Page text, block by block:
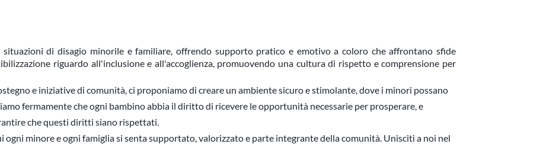
di disagio minorile e familiare, offrendo supporto pratico e emotivo a coloro che affrontano sfide
riguardo all'inclusione e all'accoglienza, promuovendo una cultura di rispetto e comprensione per
e iniziative di comunità, ci proponiamo di creare un ambiente sicuro e stimolante, dove i minori possano
fermamente che ogni bambino abbia il diritto di ricevere le opportunità necessarie per prosperare, e
che questi diritti siano rispettati.
ogni minore e ogni famiglia si senta supportato, valorizzato e parte integrante della comunità. Unisciti a noi nel